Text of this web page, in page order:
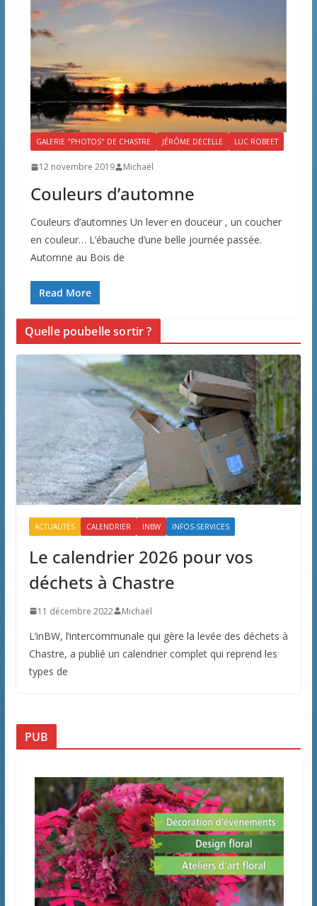
GALERIE "PHOTOS" DE CHASTRE JÉRÔME DECELLE LUC ROBEET
12 novembre 2019 Michaël
Couleurs d’automne
Couleurs d’automnes Un lever en douceur , un coucher
en couleur… L’ébauche d’une belle journée passée.
Automne au Bois de
Read More
Quelle poubelle sortir ?
ACTUALITÉS CALENDRIER INBW INFOS-SERVICES
Le calendrier 2026 pour vos
déchets à Chastre
11 décembre 2022 Michaël
L’inBW, l’intercommunale qui gère la levée des déchets à
Chastre, a publié un calendrier complet qui reprend les
types de
PUB